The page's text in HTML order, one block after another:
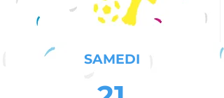
SAMEDI